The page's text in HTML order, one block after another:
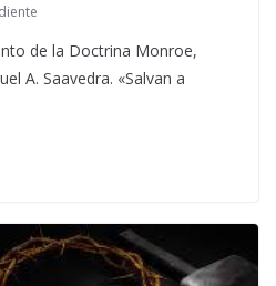
de la Doctrina Monroe,
A. Saavedra. «Salvan a